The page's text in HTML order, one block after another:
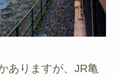
ありますが、JR亀